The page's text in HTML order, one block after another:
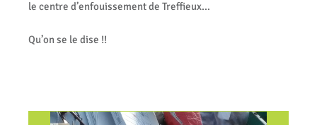
le centre d’enfouissement de Treffieux…
Qu’on se le dise !!